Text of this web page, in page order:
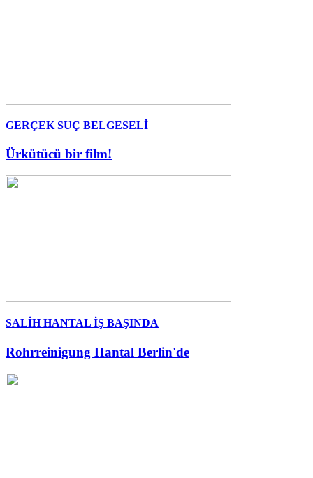
GERÇEK SUÇ BELGESELİ
Ürkütücü bir film!
SALİH HANTAL İŞ BAŞINDA
Rohrreinigung Hantal Berlin'de